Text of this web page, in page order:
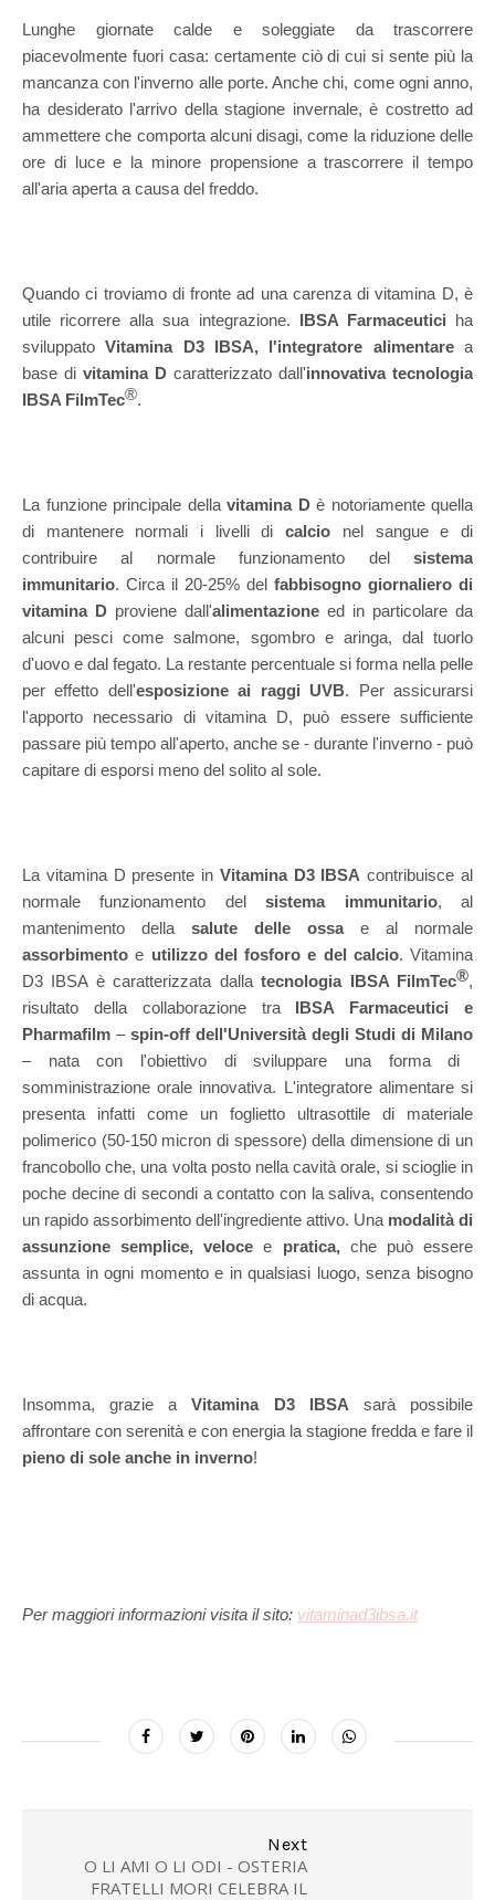
Lunghe giornate calde e soleggiate da trascorrere
piacevolmente fuori casa: certamente ciò di cui si sente più la
mancanza con l'inverno alle porte. Anche chi, come ogni anno,
ha desiderato l'arrivo della stagione invernale, è costretto ad
ammettere che comporta alcuni disagi, come la riduzione delle
ore di luce e la minore propensione a trascorrere il tempo
all'aria aperta a causa del freddo.
Quando ci troviamo di fronte ad una carenza di vitamina D, è
utile ricorrere alla sua integrazione.
IBSA Farmaceutici ha
sviluppatoVitamina D3 IBSA, l'integratore alimentarea
base di vitamina D caratterizzato dall'innovativa tecnologia
IBSA FilmTec®.
La funzione principale della vitamina Dè notoriamente quella
di mantenere normali i livelli dicalcio nel sangue e di
contribuire al normale funzionamento del sistema
immunitario. Circa il 20-25% del fabbisogno giornaliero di
vitamina D proviene dall'alimentazione ed in particolare da
alcuni pesci come salmone, sgombro e aringa, dal tuorlo
d'uovo e dal fegato. La restante percentuale si forma nella pelle
per effetto dell'esposizione ai raggi UVB. Per assicurarsi
l'apporto necessario di vitamina D, può essere sufficiente
passare più tempo all'aperto, anche se - durante l'inverno - può
capitare di esporsi meno del solito al sole.
La vitamina D presente in Vitamina D3 IBSA contribuisce al
normale funzionamento delsistema immunitario, al
mantenimento della salute delle ossae al normale
assorbimentoe utilizzo del fosforo e del calcio. Vitamina
D3 IBSA è caratterizzata dallatecnologia IBSA FilmTec®,
risultato della collaborazione tra
IBSA Farmaceutici e
Pharmafilm –spin-off dell'Università degli Studi di Milano
– nata con l'obiettivo di sviluppare una forma di
somministrazione orale innovativa. L'integratore alimentare si
presenta infatti come un foglietto ultrasottile di materiale
polimerico (50-150 micron di spessore) della dimensione di un
francobollo che, una volta posto nella cavità orale, si scioglie in
poche decine di secondi a contatto con la saliva, consentendo
un rapido assorbimento dell'ingrediente attivo. Una modalità di
assunzione semplice, velocee pratica,che può essere
assunta in ogni momento e in qualsiasi luogo, senza bisogno
di acqua.
Insomma, grazie aVitamina D3 IBSA sarà possibile
affrontare con serenità e con energia la stagione fredda e fare il
pieno di sole anche in inverno!
Per maggiori informazioni visita il sito: vitaminad3ibsa.it
Next
O LI AMI O LI ODI - OSTERIA
FRATELLI MORI CELEBRA IL